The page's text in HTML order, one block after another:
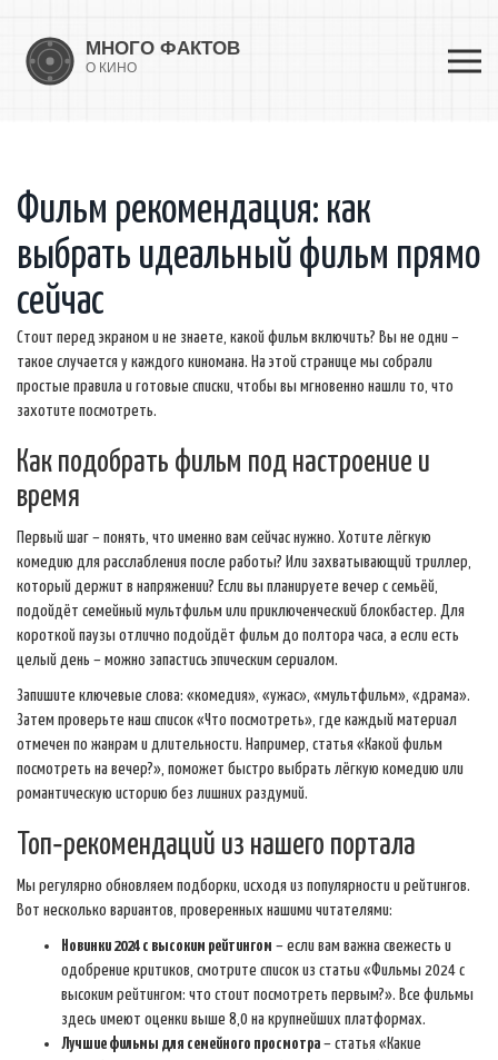
Фильм рекомендация: как
выбрать идеальный фильм прямо
сейчас
Стоит перед экраном и не знаете, какой фильм включить? Вы не одни –
такое случается у каждого киномана. На этой странице мы собрали
простые правила и готовые списки, чтобы вы мгновенно нашли то, что
захотите посмотреть.
Как подобрать фильм под настроение и
время
Первый шаг – понять, что именно вам сейчас нужно. Хотите лёгкую
комедию для расслабления после работы? Или захватывающий триллер,
который держит в напряжении? Если вы планируете вечер с семьёй,
подойдёт семейный мультфильм или приключенческий блокбастер. Для
короткой паузы отлично подойдёт фильм до полтора часа, а если есть
целый день – можно запастись эпическим сериалом.
Запишите ключевые слова: «комедия», «ужас», «мультфильм», «драма».
Затем проверьте наш список «Что посмотреть», где каждый материал
отмечен по жанрам и длительности. Например, статья «Какой фильм
посмотреть на вечер?», поможет быстро выбрать лёгкую комедию или
романтическую историю без лишних раздумий.
Топ‑рекомендаций из нашего портала
Мы регулярно обновляем подборки, исходя из популярности и рейтингов.
Вот несколько вариантов, проверенных нашими читателями:
Новинки 2024 с высоким рейтингом – если вам важна свежесть и
одобрение критиков, смотрите список из статьи «Фильмы 2024 с
высоким рейтингом: что стоит посмотреть первым?». Все фильмы
здесь имеют оценки выше 8,0 на крупнейших платформах.
Лучшие фильмы для семейного просмотра – статья «Какие